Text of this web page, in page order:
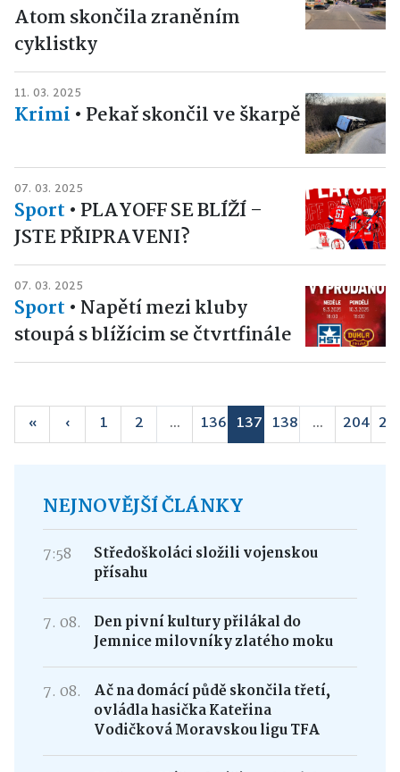
Atom skončila zraněním
cyklistky
11. 03. 2025
Krimi • Pekař skončil ve škarpě
07. 03. 2025
Sport • PLAYOFF SE BLÍŽÍ –
JSTE PŘIPRAVENI?
07. 03. 2025
Sport • Napětí mezi kluby
stoupá s blížícim se čtvrtfinále
« ‹ 1 2 ... 136 137 138 ... 204
NEJNOVĚJŠÍ ČLÁNKY
7:58
Středoškoláci složili vojenskou
přísahu
7. 08.
Den pivní kultury přilákal do
Jemnice milovníky zlatého moku
7. 08.
Ač na domácí půdě skončila třetí,
ovládla hasička Kateřina
Vodičková Moravskou ligu TFA